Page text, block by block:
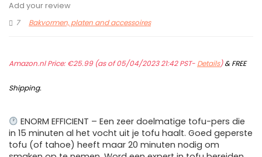
Add your review
7
Bakvormen, platen and accessoires
Amazon.nl Price:€25.99(as of 05/04/2023 21:42 PST- Details)&FREE
Shipping.
ENORM EFFICIENT – Een zeer doelmatige tofu-pers die
in 15 minuten al het vocht uit je tofu haalt. Goed geperste
tofu (of tahoe) heeft maar 20 minuten nodig om